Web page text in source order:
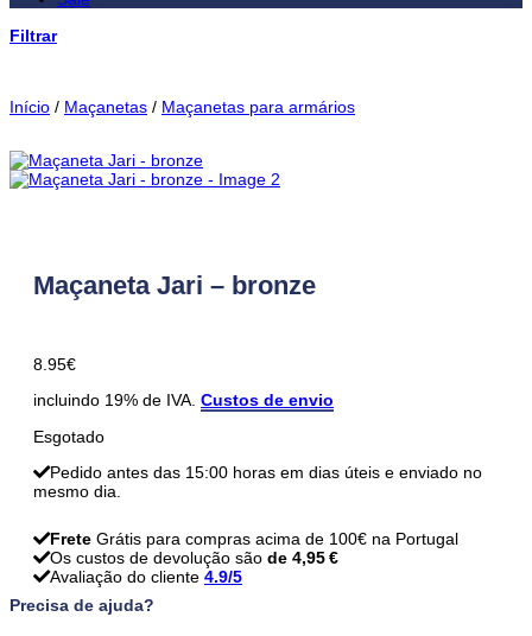
Filtrar
Início / Maçanetas / Maçanetas para armários
Maçaneta Jari – bronze
8.95€
incluindo 19% de IVA. Custos de envio
Esgotado
Pedido antes das 15:00 horas em dias úteis e enviado no
mesmo dia.
Frete Grátis para compras acima de 100€ na Portugal
Os custos de devolução são de 4,95 €
Avaliação do cliente 4.9/5
Precisa de ajuda?